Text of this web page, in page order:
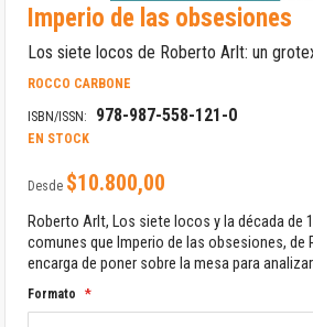
Saltar
al
comienzo
de
la
de
imágenes
Imperio de las obsesiones
Los siete locos de Roberto Arlt: un
ROCCO CARBONE
ISBN/ISSN: 978-987-558-121-0
EN STOCK
Desde $10.800,00
Roberto Arlt, Los siete locos y la década de
comunes que Imperio de las obsesiones, de
encarga de poner sobre la mesa para
Formato